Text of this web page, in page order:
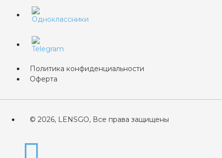
Политика конфиденциальности
Оферта
© 2026, LENSGO, Все права защищены